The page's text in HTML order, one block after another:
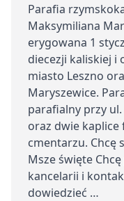
Parafia
Maksymiliana
erygowana 1
diecezji kaliskiej i
miasto Leszno
Maryszewice.
parafialny przy
oraz dwie kaplice
cmentarzu. Chcę
Msze święte
kancelarii i
dowiedzieć …